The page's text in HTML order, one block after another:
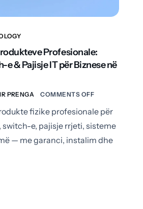
Profesionale:
e & Pajisje IT për Biznese në
PRENGA COMMENTS OFF
fizike profesionale për
switch-e, pajisje rrjeti, sisteme
— me garanci, instalim dhe